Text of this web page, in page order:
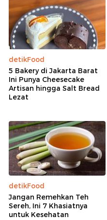
detikFood
5 Bakery di Jakarta Barat
Ini Punya Cheesecake
Artisan hingga Salt Bread
Lezat
detikFood
Jangan Remehkan Teh
Sereh, Ini 7 Khasiatnya
untuk Kesehatan